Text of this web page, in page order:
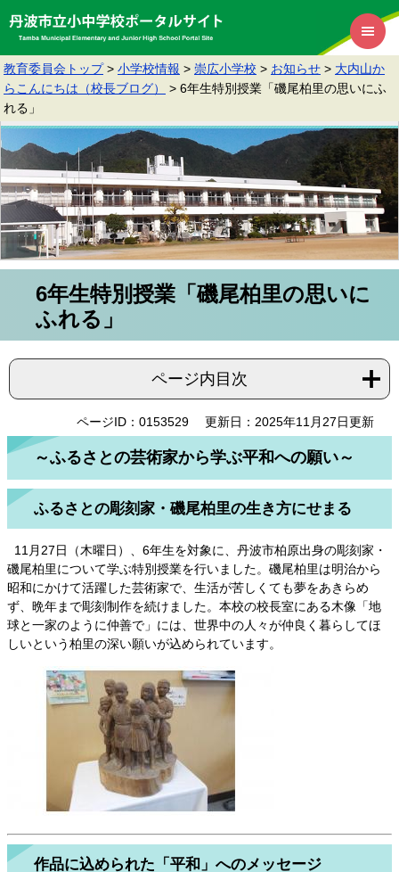
教育委員会トップ > 小学校情報 > 崇広小学校 > お知らせ > 大内山か
らこんにちは（校長ブログ）
> 6年生特別授業「磯尾柏里の思いにふ
れる」
6年生特別授業「磯尾柏里の思いに
ふれる」
ページ内目次
ページID：0153529 更新日：2025年11月27日更新
～ふるさとの芸術家から学ぶ平和への願い～
ふるさとの彫刻家・磯尾柏里の生き方にせまる
11月27日（木曜日）、6年生を対象に、丹波市柏原出身の彫刻家・
磯尾柏里について学ぶ特別授業を行いました。磯尾柏里は明治から
昭和にかけて活躍した芸術家で、生活が苦しくても夢をあきらめ
ず、晩年まで彫刻制作を続けました。本校の校長室にある木像「地
球と一家のように仲善で」には、世界中の人々が仲良く暮らしてほ
しいという柏里の深い願いが込められています。
作品に込められた「平和」へのメッセージ